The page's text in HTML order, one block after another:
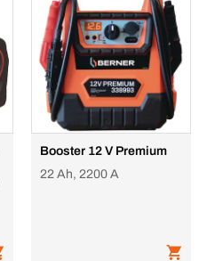
Booster 12 V Premium
22 Ah, 2200 A